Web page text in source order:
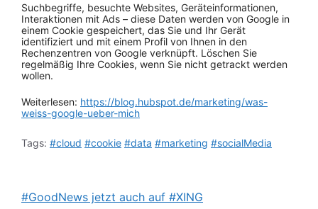
Suchbegriffe, besuchte Websites, Geräteinformationen,
Interaktionen mit Ads – diese Daten werden von Google in
einem Cookie gespeichert, das Sie und Ihr Gerät
identifiziert und mit einem Profil von Ihnen in den
Rechenzentren von Google verknüpft. Löschen Sie
regelmäßig Ihre Cookies, wenn Sie nicht getrackt werden
wollen.
Weiterlesen: https://blog.hubspot.de/marketing/was-
weiss-google-ueber-mich
Tags: #cloud #cookie #data #marketing #socialMedia
#GoodNews jetzt auch auf #XING